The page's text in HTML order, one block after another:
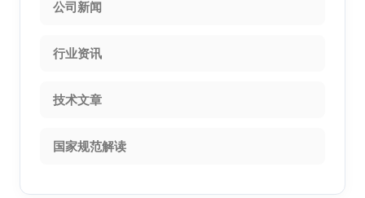
公司新闻
行业资讯
技术文章
国家规范解读